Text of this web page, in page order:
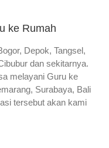
ke Rumah
Depok, Tangsel,
dan sekitarnya.
melayani Guru ke
Surabaya, Bali
tersebut akan kami